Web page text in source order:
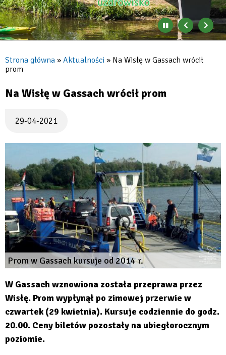
Zatrzymaj
automatyczne
się
banerów
Poprzedni
bannerbaner
Ścieżka
Strona główna Aktualności
Na Wisłę w Gassach wrócił
prom
Na Wisłę w Gassach wrócił prom
29-04-2021
Prom w Gassach kursuje od 2014 r.
W Gassach wznowiona została przeprawa przez
Wisłę. Prom wypłynął po zimowej przerwie w
czwartek (29 kwietnia). Kursuje codziennie do godz.
20.00. Ceny biletów pozostały na ubiegłorocznym
poziomie.